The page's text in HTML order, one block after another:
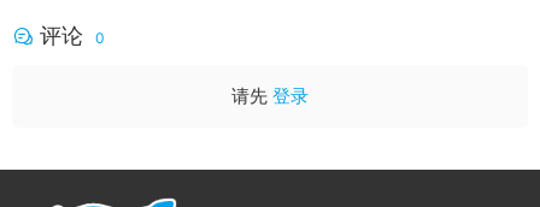
评论 0
请先 登录